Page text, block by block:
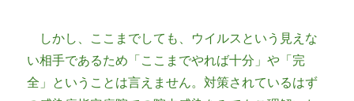
しかし、ここまでしても、ウイルスという見えな
い相手であるため「ここまでやれば十分」や「完
全」ということは言えません。対策されているはず